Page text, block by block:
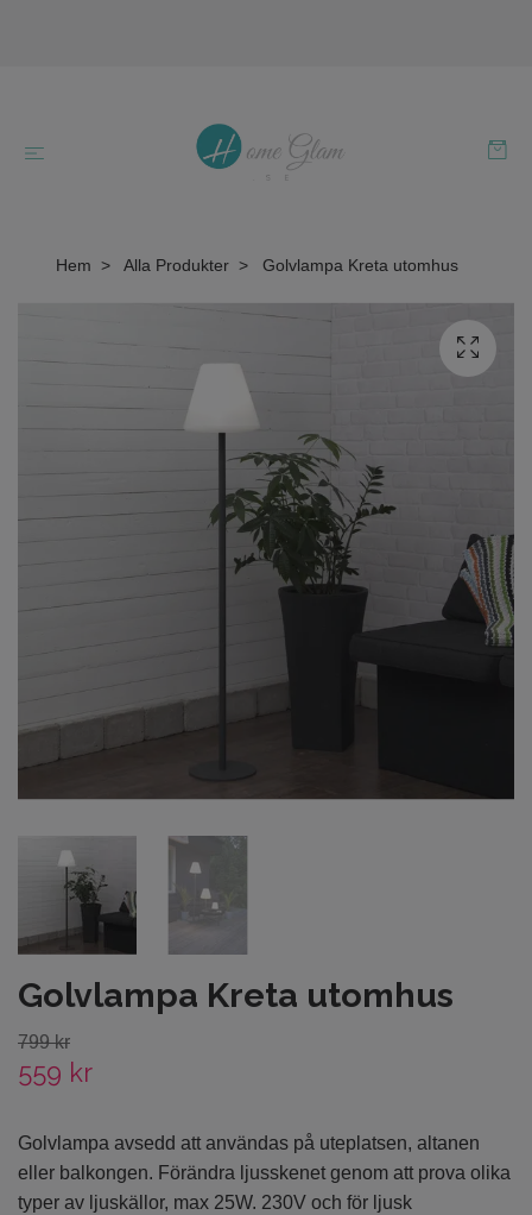
Hem Alla Produkter Golvlampa Kreta utomhus
Golvlampa Kreta utomhus
799 kr
559 kr
Golvlampa avsedd att användas på uteplatsen, altanen
eller balkongen. Förändra ljusskenet genom att prova olika
typer av ljuskällor, max 25W. 230V och för ljusk